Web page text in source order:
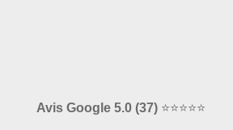
Avis Google 5.0 (37)⭐⭐⭐⭐⭐